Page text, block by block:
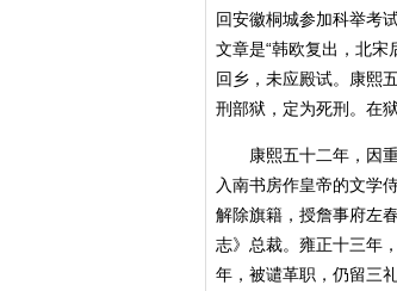
回安徽桐城参加科举考
文章是“韩欧复出，北
回乡，未应殿试。康熙
刑部狱，定为死刑。在
康熙五十二年，因重
入南书房作皇帝的文学
解除旗籍，授詹事府左
志》总裁。雍正十三年
年，被谴革职，仍留三